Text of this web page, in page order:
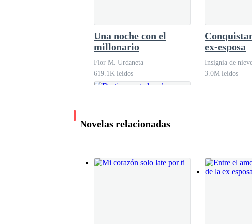
—Madre la fiesta es lo de menos, sabes muy bien que
lengua aquí misma y acabar con toda esta farsa.
—Me dijeron otra cosa de ti. — Expresa con voz
accedió a esta locura? Yo no tuve opción ¿Pero él?
Una noche con el
millonario
Flor M. Urdaneta
619.1K leídos
ex-esposa
Insignia de nieve
3.0M leídos
Novelas relacionadas